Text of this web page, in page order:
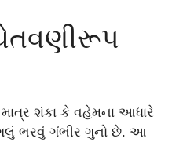
માત્ર શંકા કે વહેમના આધારે
ભરવું ગંભીર ગુનો છે. આ